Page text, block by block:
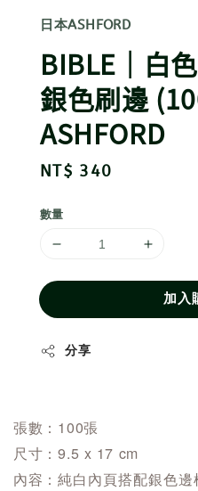
日本ASHFORD
BIBLE｜白
銀色刷邊
ASHFORD
Regular
NT$ 340
數量
加入
分享
張數：100張
尺寸：9.5 x 17 cm
內容：純白內頁搭配銀色